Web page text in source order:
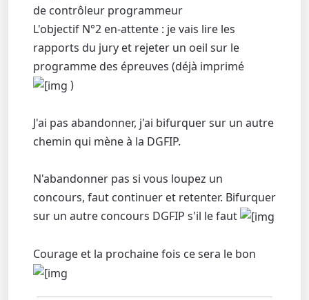
de contrôleur programmeur
L'objectif N°2 en-attente : je vais lire les
rapports du jury et rejeter un oeil sur le
programme des épreuves (déjà imprimé
)
J'ai pas abandonner, j'ai bifurquer sur un autre
chemin qui mène à la DGFIP.
N'abandonner pas si vous loupez un
concours, faut continuer et retenter. Bifurquer
sur un autre concours DGFIP s'il le faut
Courage et la prochaine fois ce sera le bon